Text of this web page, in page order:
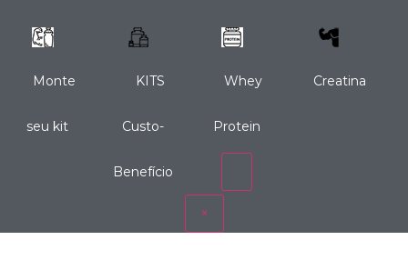
Monte
seu kit
KITS
Custo-
Benefício
Whey
Protein
Creatina
×